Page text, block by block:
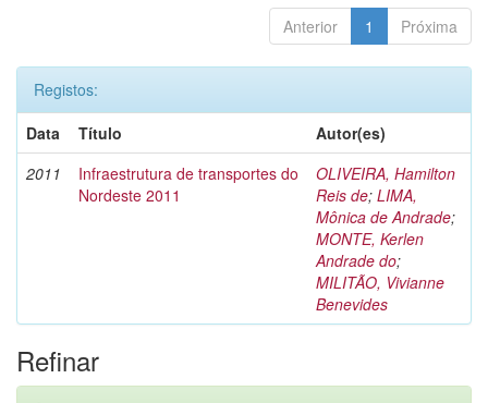
Anterior 1 Próxima
Registos:
Data
Título
Autor(es)
2011
Infraestrutura de transportes do
Nordeste 2011
OLIVEIRA, Hamilton
Reis de; LIMA,
Mônica de Andrade;
MONTE, Kerlen
Andrade do;
MILITÃO, Vivianne
Benevides
Refinar